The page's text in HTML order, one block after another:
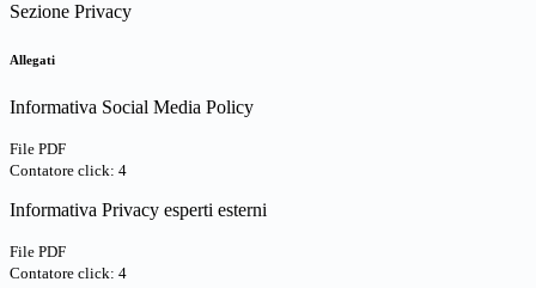
Sezione Privacy
Allegati
Informativa Social Media Policy
File PDF
Contatore click: 4
Informativa Privacy esperti esterni
File PDF
Contatore click: 4